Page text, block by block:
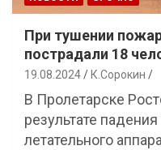
При тушении
пострадали 18
19.08.2024 К.Сорокин
В Пролетарске
результате
летательного